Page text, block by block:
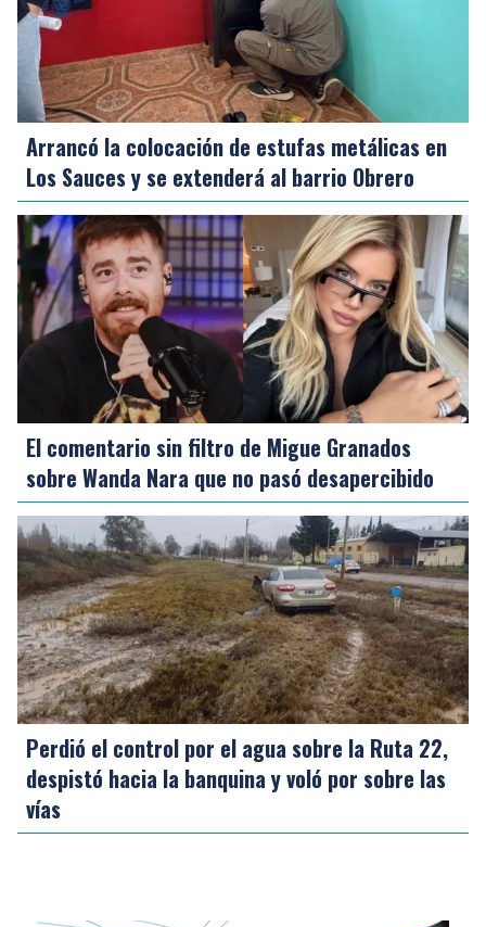
Arrancó la colocación de estufas metálicas en
Los Sauces y se extenderá al barrio Obrero
El comentario sin filtro de Migue Granados
sobre Wanda Nara que no pasó desapercibido
Perdió el control por el agua sobre la Ruta 22,
despistó hacia la banquina y voló por sobre las
vías